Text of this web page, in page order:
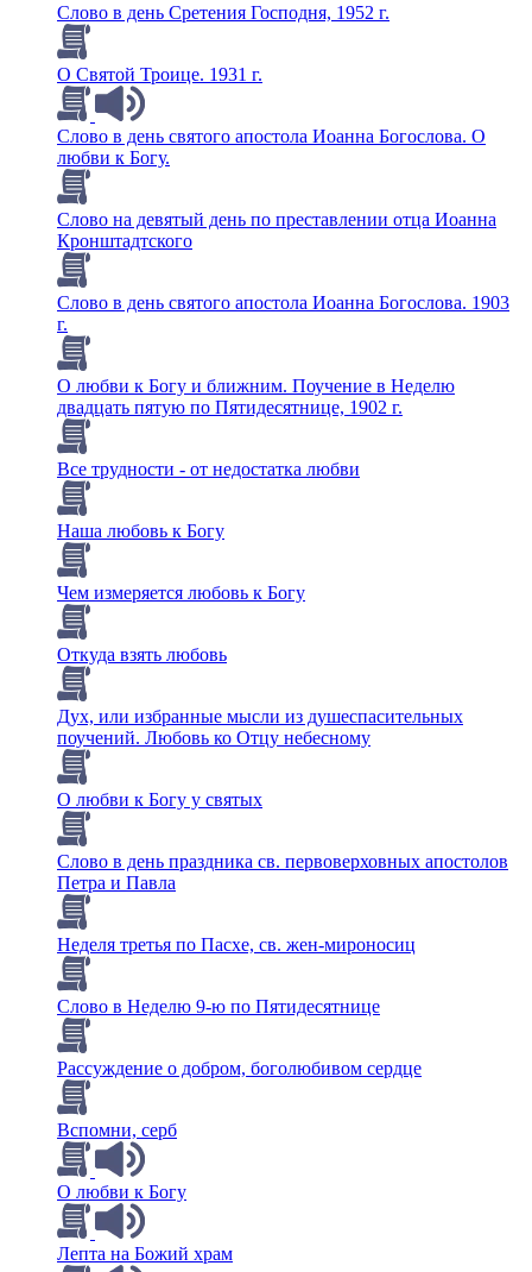
Слово в день Сретения Господня, 1952 г.
О Святой Троице. 1931 г.
Слово в день святого апостола Иоанна Богослова. О
любви к Богу.
Слово на девятый день по преставлении отца Иоанна
Кронштадтского
Слово в день святого апостола Иоанна Богослова. 1903
г.
О любви к Богу и ближним. Поучение в Неделю
двадцать пятую по Пятидесятнице, 1902 г.
Все трудности - от недостатка любви
Наша любовь к Богу
Чем измеряется любовь к Богу
Откуда взять любовь
Дух, или избранные мысли из душеспасительных
поучений. Любовь ко Отцу небесному
О любви к Богу у святых
Слово в день праздника св. первоверховных апостолов
Петра и Павла
Неделя третья по Пасхе, св. жен-мироносиц
Слово в Неделю 9-ю по Пятидесятнице
Рассуждение о добром, боголюбивом сердце
Вспомни, серб
О любви к Богу
Лепта на Божий храм